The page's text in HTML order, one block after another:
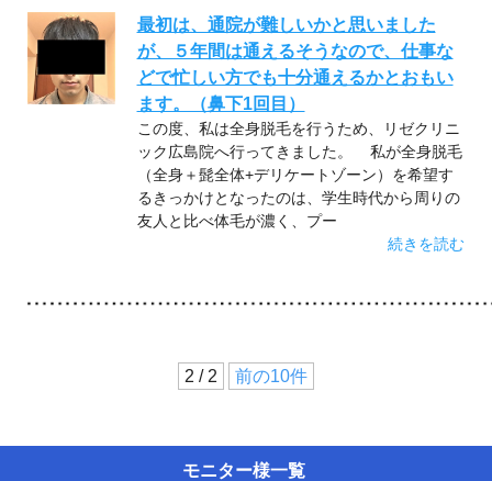
最初は、通院が難しいかと思いました
が、５年間は通えるそうなので、仕事な
どで忙しい方でも十分通えるかとおもい
ます。（鼻下1回目）
この度、私は全身脱毛を行うため、リゼクリニ
ック広島院へ行ってきました。 私が全身脱毛
（全身＋髭全体+デリケートゾーン）を希望す
るきっかけとなったのは、学生時代から周りの
友人と比べ体毛が濃く、プー
続きを読む
2 / 2 前の10件
モニター様一覧